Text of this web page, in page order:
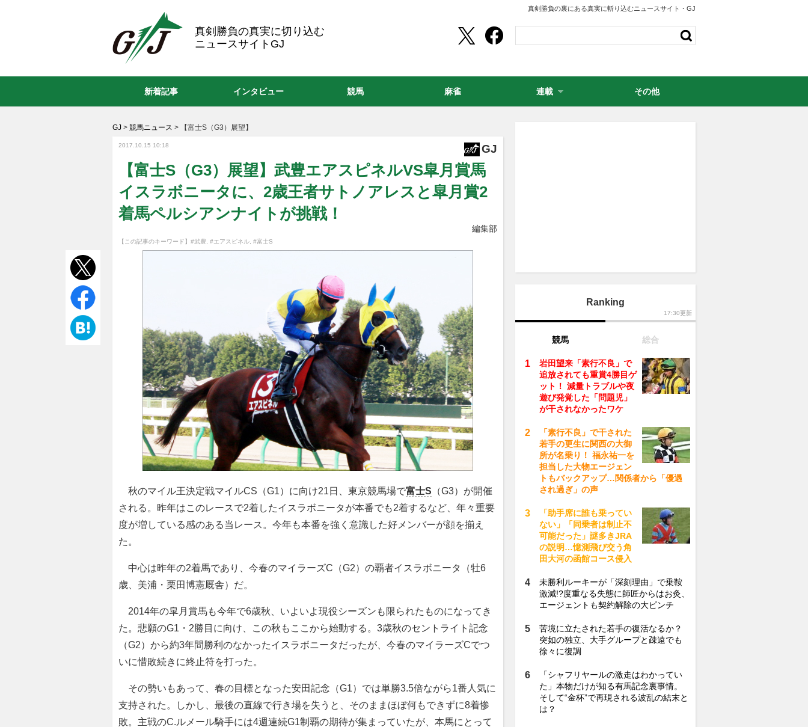
真剣勝負の裏にある真実に斬り込むニュースサイト・GJ
真剣勝負の真実に切り込む
ニュースサイトGJ
GJ > 競馬ニュース > 【富士S（G3）展望】
2017.10.15 10:18 GJ
【富士S（G3）展望】武豊エアスピネルVS皐月賞馬
イスラボニータに、2歳王者サトノアレスと皐月賞2
着馬ペルシアンナイトが挑戦！
編集部
【この記事のキーワード】 #武豊 #エアスピネル #富士S
秋のマイル王決定戦マイルCS（G1）に向け21日、東京競馬場で富士S （G3）が開催
される。昨年はこのレースで2着したイスラボニータが本番でも2着するなど、年々重要
度が増している感のある当レース。今年も本番を強く意識した好メンバーが顔を揃え
た。
中心は昨年の2着馬であり、今春のマイラーズC（G2）の覇者イスラボニータ（牡6
歳、美浦・栗田博憲厩舎）だ。
2014年の皐月賞馬も今年で6歳秋、いよいよ現役シーズンも限られたものになってき
た。悲願のG1・2勝目に向け、この秋もここから始動する。3歳秋のセントライト記念
（G2）から約3年間勝利のなかったイスラボニータだったが、今春のマイラーズCでつ
いに惜敗続きに終止符を打った。
その勢いもあって、春の目標となった安田記念（G1）では単勝3.5倍ながら1番人気に
支持された。しかし、最後の直線で行き場を失うと、そのままほぼ何もできずに8着惨
敗。主戦のC.ルメール騎手には4週連続G1制覇の期待が集まっていたが、本馬にとって
Ranking
17:30更新
競馬 総合
岩田望来「素行不良」で
追放されても重賞4勝目ゲ
ット！ 減量トラブルや夜
遊び発覚した「問題児」
が干されなかったワケ
「素行不良」で干された
若手の更生に関西の大御
所が名乗り！ 福永祐一を
担当した大物エージェン
トもバックアップ…関係者から「優遇
され過ぎ」の声
「助手席に誰も乗ってい
ない」「同乗者は制止不
可能だった」謎多きJRA
の説明…憶測飛び交う角
田大河の函館コース侵入
未勝利ルーキーが「深刻理由」で乗鞍
激減!?度重なる失態に師匠からはお灸、
エージェントも契約解除の大ピンチ
苦境に立たされた若手の復活なるか？
突如の独立、大手グループと疎遠でも
徐々に復調
「シャフリヤールの激走はわかってい
た」本物だけが知る有馬記念裏事情。
そして“金杯”で再現される波乱の結末と
は？
新着記事 インタビュー 競馬 麻雀 連載 その他